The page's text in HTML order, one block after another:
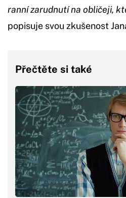
ranní zarudnutí na obličeji,
popisuje svou zkušenost
Přečtěte si také